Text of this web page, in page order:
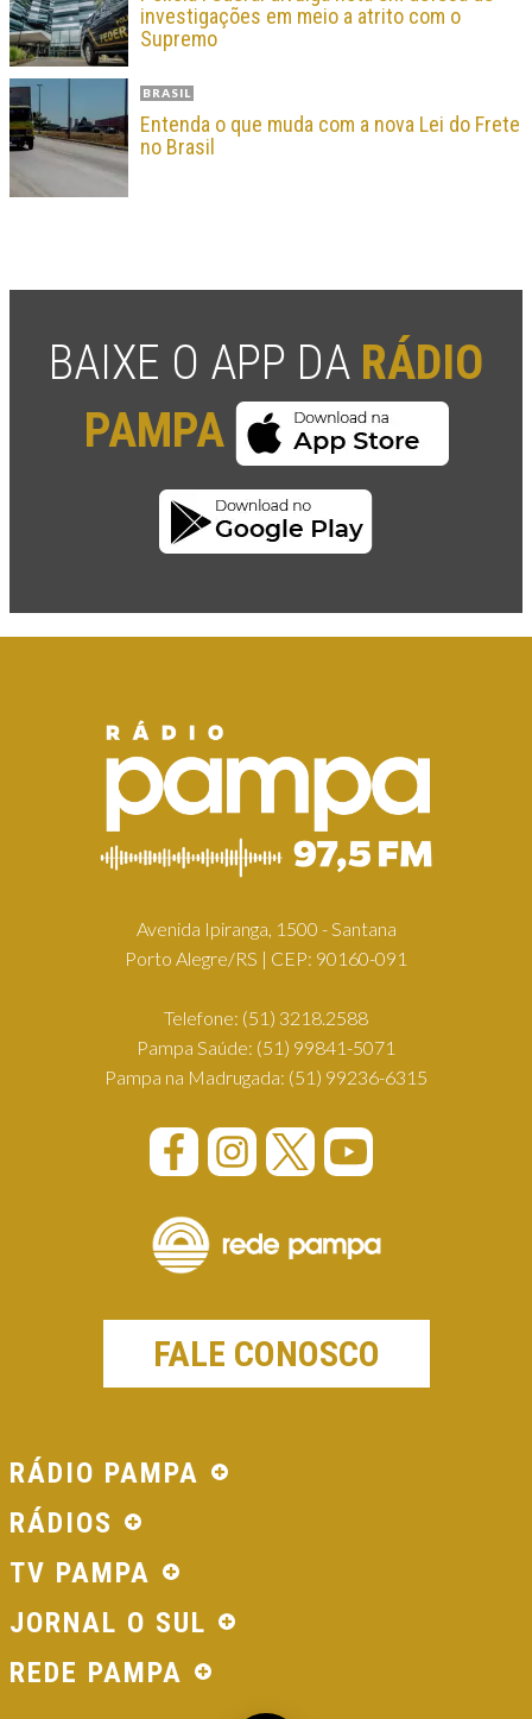
investigações em meio a atrito com o
Supremo
BRASIL
Entenda o que muda com a nova Lei do Frete
no Brasil
BAIXE O APP DA RÁDIO
PAMPA
Avenida Ipiranga, 1500 - Santana
Porto Alegre/RS | CEP: 90160-091
Telefone: (51) 3218.2588
Pampa Saúde: (51) 99841-5071
Pampa na Madrugada: (51) 99236-6315
FALE CONOSCO
RÁDIO PAMPA
RÁDIOS
TV PAMPA
JORNAL O SUL
REDE PAMPA